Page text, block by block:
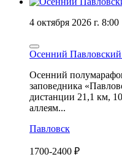
4 октября 2026 г. 8:00
Осенний Павловский
Осенний
заповедника
дистанции 21,1 км,
аллеям...
Павловск
1700-2400 ₽